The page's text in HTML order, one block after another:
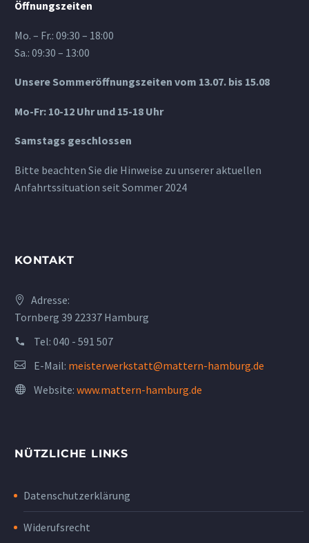
Öffnungszeiten
Mo. – Fr.: 09:30 – 18:00
Sa.: 09:30 – 13:00
Unsere Sommeröffnungszeiten vom 13.07. bis 15.08
Mo-Fr: 10-12 Uhr und 15-18 Uhr
Samstags geschlossen
Bitte beachten Sie die Hinweise zu unserer aktuellen
Anfahrtssituation seit Sommer 2024
KONTAKT
Adresse:
Tornberg 39 22337 Hamburg
Tel: 040 - 591 507
E-Mail: meisterwerkstatt@mattern-hamburg.de
Website: www.mattern-hamburg.de
NÜTZLICHE LINKS
Datenschutzerklärung
Widerufsrecht